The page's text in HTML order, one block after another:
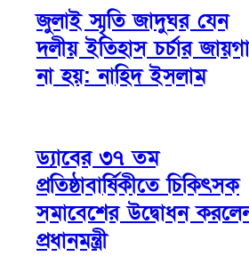
জুলাই স্মৃতি জাদুঘর যেন
দলীয় ইতিহাস চর্চার জায়গা
না হয়: নাহিদ ইসলাম
ড্যাবের ৩৭ তম
প্রতিষ্ঠাবার্ষিকীতে চিকিৎসক
সমাবেশের উদ্বোধন
প্রধানমন্ত্রী